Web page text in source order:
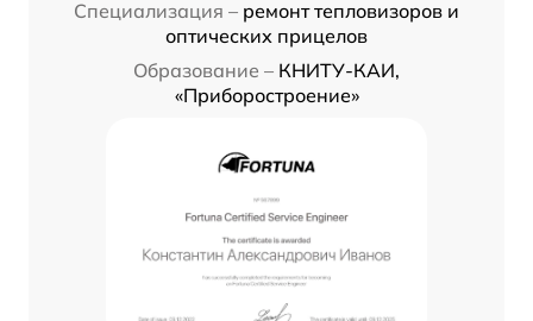
Специализация – ремонт тепловизоров и
оптических прицелов
Образование – КНИТУ-КАИ,
«Приборостроение»